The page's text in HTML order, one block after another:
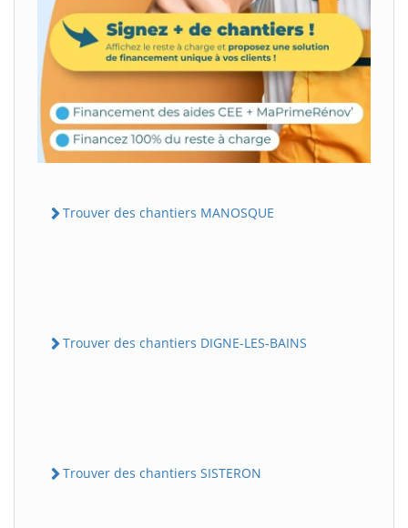
Trouver des chantiers MANOSQUE
Trouver des chantiers DIGNE-LES-BAINS
Trouver des chantiers SISTERON